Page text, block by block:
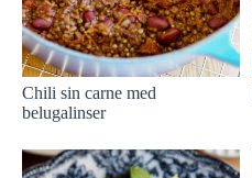
Chili sin carne med
belugalinser